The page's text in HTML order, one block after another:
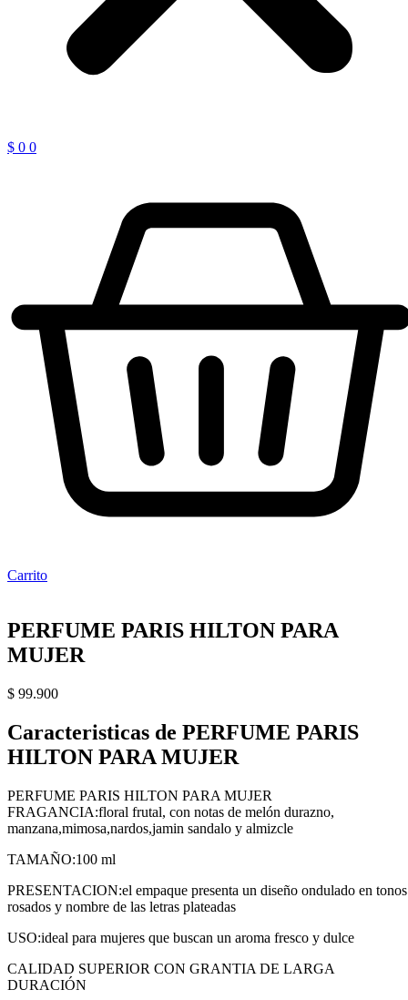
$ 0 0
Carrito
PERFUME PARIS HILTON PARA
MUJER
$ 99.900
Caracteristicas de PERFUME PARIS
HILTON PARA MUJER
PERFUME PARIS HILTON PARA MUJER
FRAGANCIA:floral frutal, con notas de melón durazno,
manzana,mimosa,nardos,jamin sandalo y almizcle
TAMAÑO:100 ml
PRESENTACION:el empaque presenta un diseño ondulado en tonos
rosados y nombre de las letras plateadas
USO:ideal para mujeres que buscan un aroma fresco y dulce
CALIDAD SUPERIOR CON GRANTIA DE LARGA
DURACIÓN